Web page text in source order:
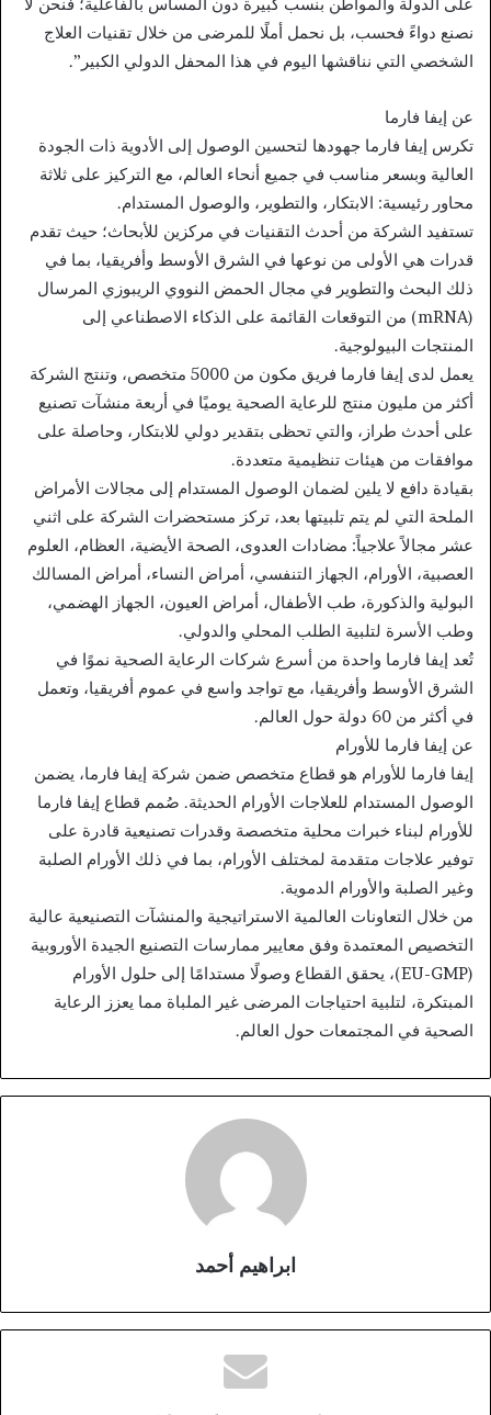
نصنع دواءً فحسب، بل نحمل أملًا للمرضى من خلال تقنيات العلاج
الشخصي التي نناقشها اليوم في هذا المحفل الدولي الكبير”.
عن إيفا فارما
تكرس إيفا فارما جهودها لتحسين الوصول إلى الأدوية ذات الجودة
العالية وبسعر مناسب في جميع أنحاء العالم، مع التركيز على ثلاثة
محاور رئيسية: الابتكار، والتطوير، والوصول المستدام.
تستفيد الشركة من أحدث التقنيات في مركزين للأبحاث؛ حيث تقدم
قدرات هي الأولى من نوعها في الشرق الأوسط وأفريقيا، بما في
ذلك البحث والتطوير في مجال الحمض النووي الريبوزي المرسال
(mRNA) من التوقعات القائمة على الذكاء الاصطناعي إلى
المنتجات البيولوجية.
يعمل لدى إيفا فارما فريق مكون من 5000 متخصص، وتنتج الشركة
أكثر من مليون منتج للرعاية الصحية يوميًا في أربعة منشآت تصنيع
على أحدث طراز، والتي تحظى بتقدير دولي للابتكار، وحاصلة على
موافقات من هيئات تنظيمية متعددة.
بقيادة دافع لا يلين لضمان الوصول المستدام إلى مجالات الأمراض
الملحة التي لم يتم تلبيتها بعد، تركز مستحضرات الشركة على اثني
عشر مجالاً علاجياً: مضادات العدوى، الصحة الأيضية، العظام، العلوم
العصبية، الأورام، الجهاز التنفسي، أمراض النساء، أمراض المسالك
البولية والذكورة، طب الأطفال، أمراض العيون، الجهاز الهضمي،
وطب الأسرة لتلبية الطلب المحلي والدولي.
تُعد إيفا فارما واحدة من أسرع شركات الرعاية الصحية نموًا في
الشرق الأوسط وأفريقيا، مع تواجد واسع في عموم أفريقيا، وتعمل
في أكثر من 60 دولة حول العالم.
عن إيفا فارما للأورام
إيفا فارما للأورام هو قطاع متخصص ضمن شركة إيفا فارما، يضمن
الوصول المستدام للعلاجات الأورام الحديثة. صُمم قطاع إيفا فارما
للأورام لبناء خبرات محلية متخصصة وقدرات تصنيعية قادرة على
توفير علاجات متقدمة لمختلف الأورام، بما في ذلك الأورام الصلبة
وغير الصلبة والأورام الدموية.
من خلال التعاونات العالمية الاستراتيجية والمنشآت التصنيعية عالية
التخصيص المعتمدة وفق معايير ممارسات التصنيع الجيدة الأوروبية
(EU-GMP)، يحقق القطاع وصولًا مستدامًا إلى حلول الأورام
المبتكرة، لتلبية احتياجات المرضى غير الملباة مما يعزز الرعاية
الصحية في المجتمعات حول العالم.
ابراهيم أحمد